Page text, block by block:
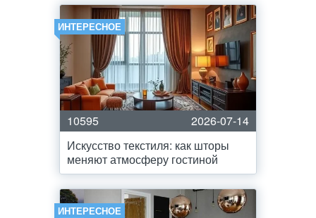
ИНТЕРЕСНОЕ
10595
2026-07-14
Искусство текстиля: как шторы
меняют атмосферу гостиной
ИНТЕРЕСНОЕ